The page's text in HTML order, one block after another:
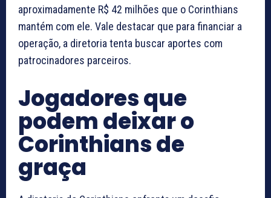
aproximadamente R$ 42 milhões que o Corinthians
mantém com ele. Vale destacar que para financiar a
operação, a diretoria tenta buscar aportes com
patrocinadores parceiros.
Jogadores que
podem deixar o
Corinthians de
graça